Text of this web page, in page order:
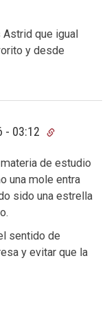
que igual
y desde
- 03:12
materia de estudio
una mole entra
sido una estrella
sentido de
y evitar que la